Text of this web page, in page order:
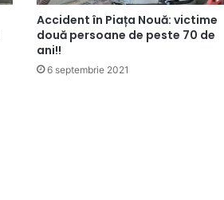
Accident în Piața Nouă: victime
două persoane de peste 70 de
ani!!
6 septembrie 2021